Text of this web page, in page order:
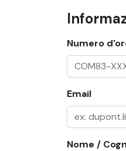
Numero
Email
Nome /